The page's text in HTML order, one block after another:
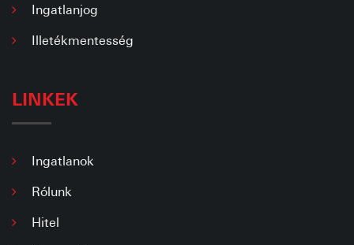
Ingatlanjog
Illetékmentesség
LINKEK
Ingatlanok
Rólunk
Hitel